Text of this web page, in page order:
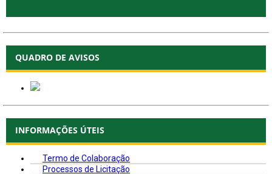
QUADRO DE AVISOS
INFORMAÇÕES ÚTEIS
Termo de Colaboração
Processos de Licitação